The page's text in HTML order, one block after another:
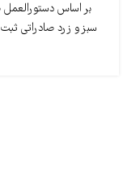
بر اساس دستورالعمل
سبز و زرد صادراتی